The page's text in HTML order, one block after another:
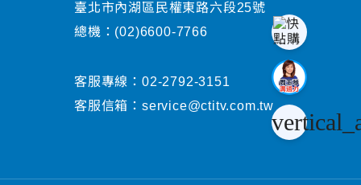
臺北市內湖區民權東路六段25號
總機： (02)6600-7766
客服專線： 02-2792-3151
客服信箱： service@ctitv.com.tw